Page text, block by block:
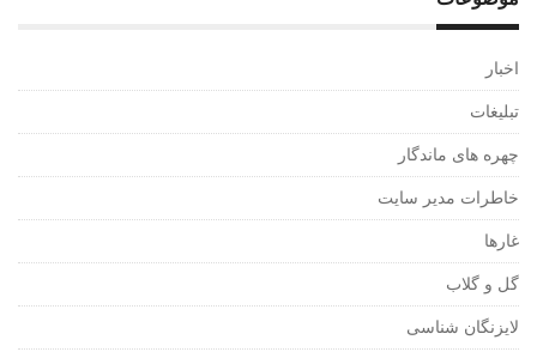
اخبار
تبلیغات
چهره های ماندگار
خاطرات مدیر سایت
غارها
گل و گلاب
لایزنگان شناسی